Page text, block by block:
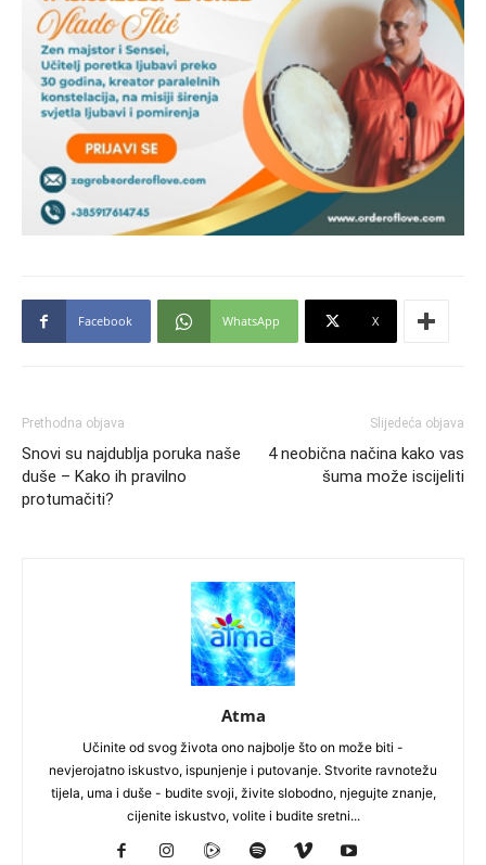
Facebook WhatsApp X
Prethodna objava
Snovi su najdublja poruka naše
duše – Kako ih pravilno
protumačiti?
Slijedeća objava
4 neobična načina kako vas
šuma može iscijeliti
Atma
Učinite od svog života ono najbolje što on može biti -
nevjerojatno iskustvo, ispunjenje i putovanje. Stvorite ravnotežu
tijela, uma i duše - budite svoji, živite slobodno, njegujte znanje,
cijenite iskustvo, volite i budite sretni...